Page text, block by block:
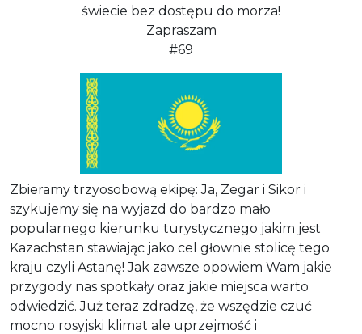
świecie bez dostępu do morza!
Zapraszam
#69
Zbieramy trzyosobową ekipę: Ja, Zegar i Sikor i
szykujemy się na wyjazd do bardzo mało
popularnego kierunku turystycznego jakim jest
Kazachstan stawiając jako cel głownie stolicę tego
kraju czyli Astanę! Jak zawsze opowiem Wam jakie
przygody nas spotkały oraz jakie miejsca warto
odwiedzić. Już teraz zdradzę, że wszędzie czuć
mocno rosyjski klimat ale uprzejmość i